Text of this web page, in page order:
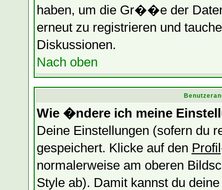
haben, um die Gr��e der
erneut zu registrieren und
Diskussionen.
Nach oben
Wie �ndere ich meine
Deine Einstellungen (sofern du
gespeichert. Klicke auf den Profil
normalerweise am oberen
Style ab). Damit kannst du